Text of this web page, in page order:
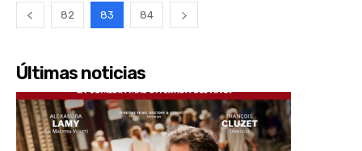
82 83 84
Últimas noticias